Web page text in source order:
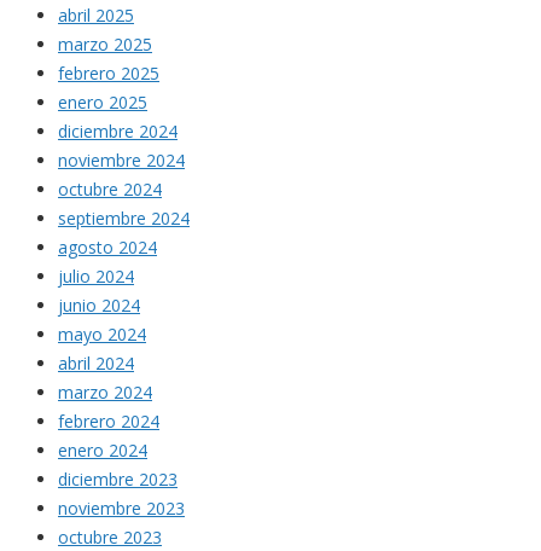
abril 2025
marzo 2025
febrero 2025
enero 2025
diciembre 2024
noviembre 2024
octubre 2024
septiembre 2024
agosto 2024
julio 2024
junio 2024
mayo 2024
abril 2024
marzo 2024
febrero 2024
enero 2024
diciembre 2023
noviembre 2023
octubre 2023